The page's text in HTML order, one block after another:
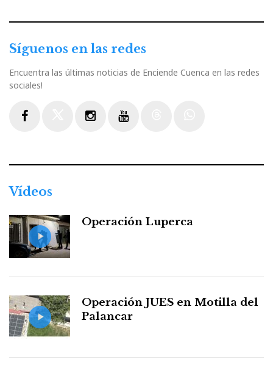
Síguenos en las redes
Encuentra las últimas noticias de Enciende Cuenca en las redes
sociales!
Vídeos
Operación Luperca
Operación JUES en Motilla del
Palancar